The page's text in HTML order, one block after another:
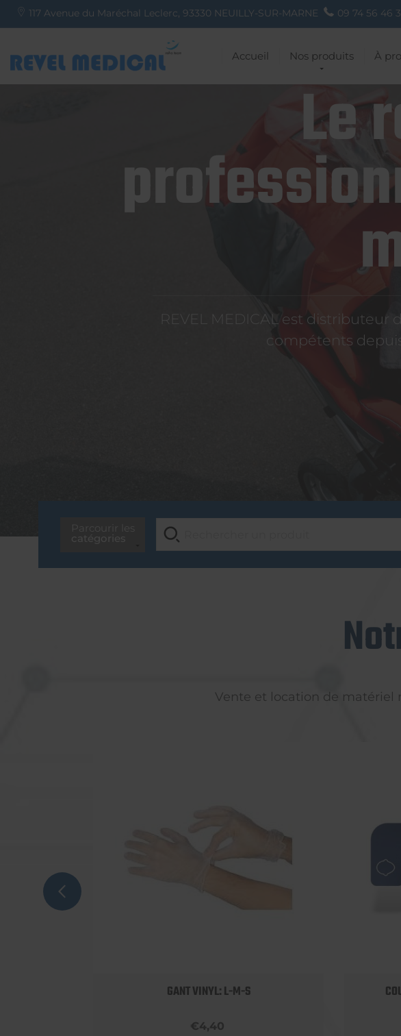
117 Avenue du Maréchal Leclerc, 93330 NEUILLY-SUR-MARNE 09 74 56 46
Accueil Nos produits À
Le
REVEL MEDICAL est
compétents
Vente et location de
GANT VINYL: L-M-S
€4,40